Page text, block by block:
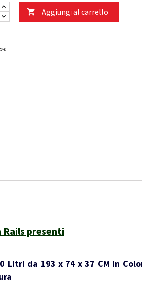
 Aggiungi al carrello
€
Rails presenti
da 193 x 74 x 37 CM in